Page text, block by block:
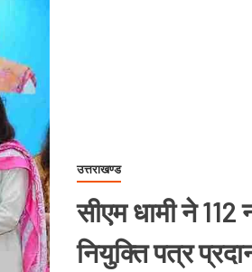
उत्तराखण्ड
सीएम धामी ने 112
नियुक्ति पत्र